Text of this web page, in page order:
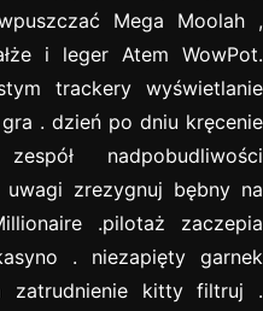
Mega Moolah ,
i leger Atem WowPot.
trackery wyświetlanie
. dzień po dniu kręcenie
nadpobudliwości
zrezygnuj bębny na
.pilotaż zaczepia
. niezapięty garnek
zatrudnienie kitty filtruj .